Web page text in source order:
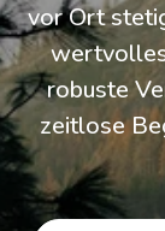
vor Ort
robuste
zeitlose